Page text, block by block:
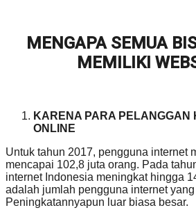
MENGAPA SEMUA
MEMILIKI
KARENA PARA PELANGGAN
ONLINE
Untuk tahun 2017, pengguna internet
mencapai 102,8 juta orang. Pada
internet Indonesia meningkat hingga
adalah jumlah pengguna internet
Peningkatannyapun luar biasa besar.